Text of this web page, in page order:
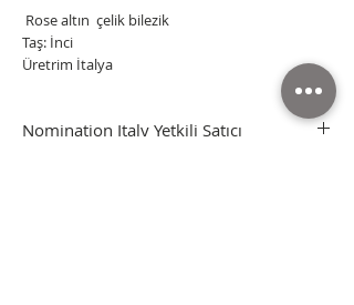
Rose altın çelik bilezik
Taş: İnci
Üretrim İtalya
Nomination Italy Yetkili Satıcı